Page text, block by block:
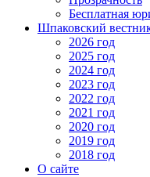
Бесплатная
Шпаковский
2026 год
2025 год
2024 год
2023 год
2022 год
2021 год
2020 год
2019 год
2018 год
О сайте